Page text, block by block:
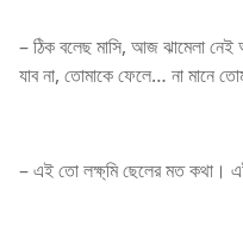
– ঠিক বলেছ মাসি, আজ ঝামেলা
যাব না, তোমাকে ফেলে… না মানে
– এই তো লক্ষ্মি ছেলের মত কথা।